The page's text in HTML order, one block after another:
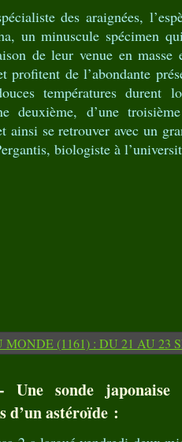
des araignées,
un minuscule spécimen
de leur venue en
profitent de l’abondante
températures durent
deuxième, d’une
ainsi se retrouver avec un
biologiste à
Une sonde
d’un astéroïde :